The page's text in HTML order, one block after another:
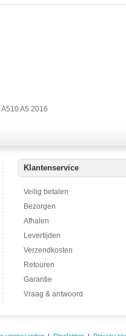
A5 2016
Klantenservice
Veilig betalen
Bezorgen
Afhalen
Levertijden
Verzendkosten
Retouren
Garantie
Vraag & antwoord